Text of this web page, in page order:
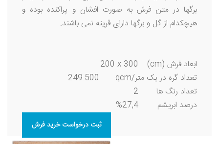
برگها در متن فرش به صورت افشان و پراکنده بوده و
هیچکدام از گل و برگها دارای قرینه نمی باشند.
ابعاد فرش (cm)
200 x 300
تعداد گره در یک متر/qcm
249.500
تعداد رنگ ها
2
درصد ابریشم
27,4%
ثبت درخواست خرید فرش